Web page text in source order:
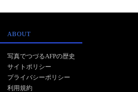
ABOUT
写真でつづるAFPの歴史
サイトポリシー
プライバシーポリシー
利用規約